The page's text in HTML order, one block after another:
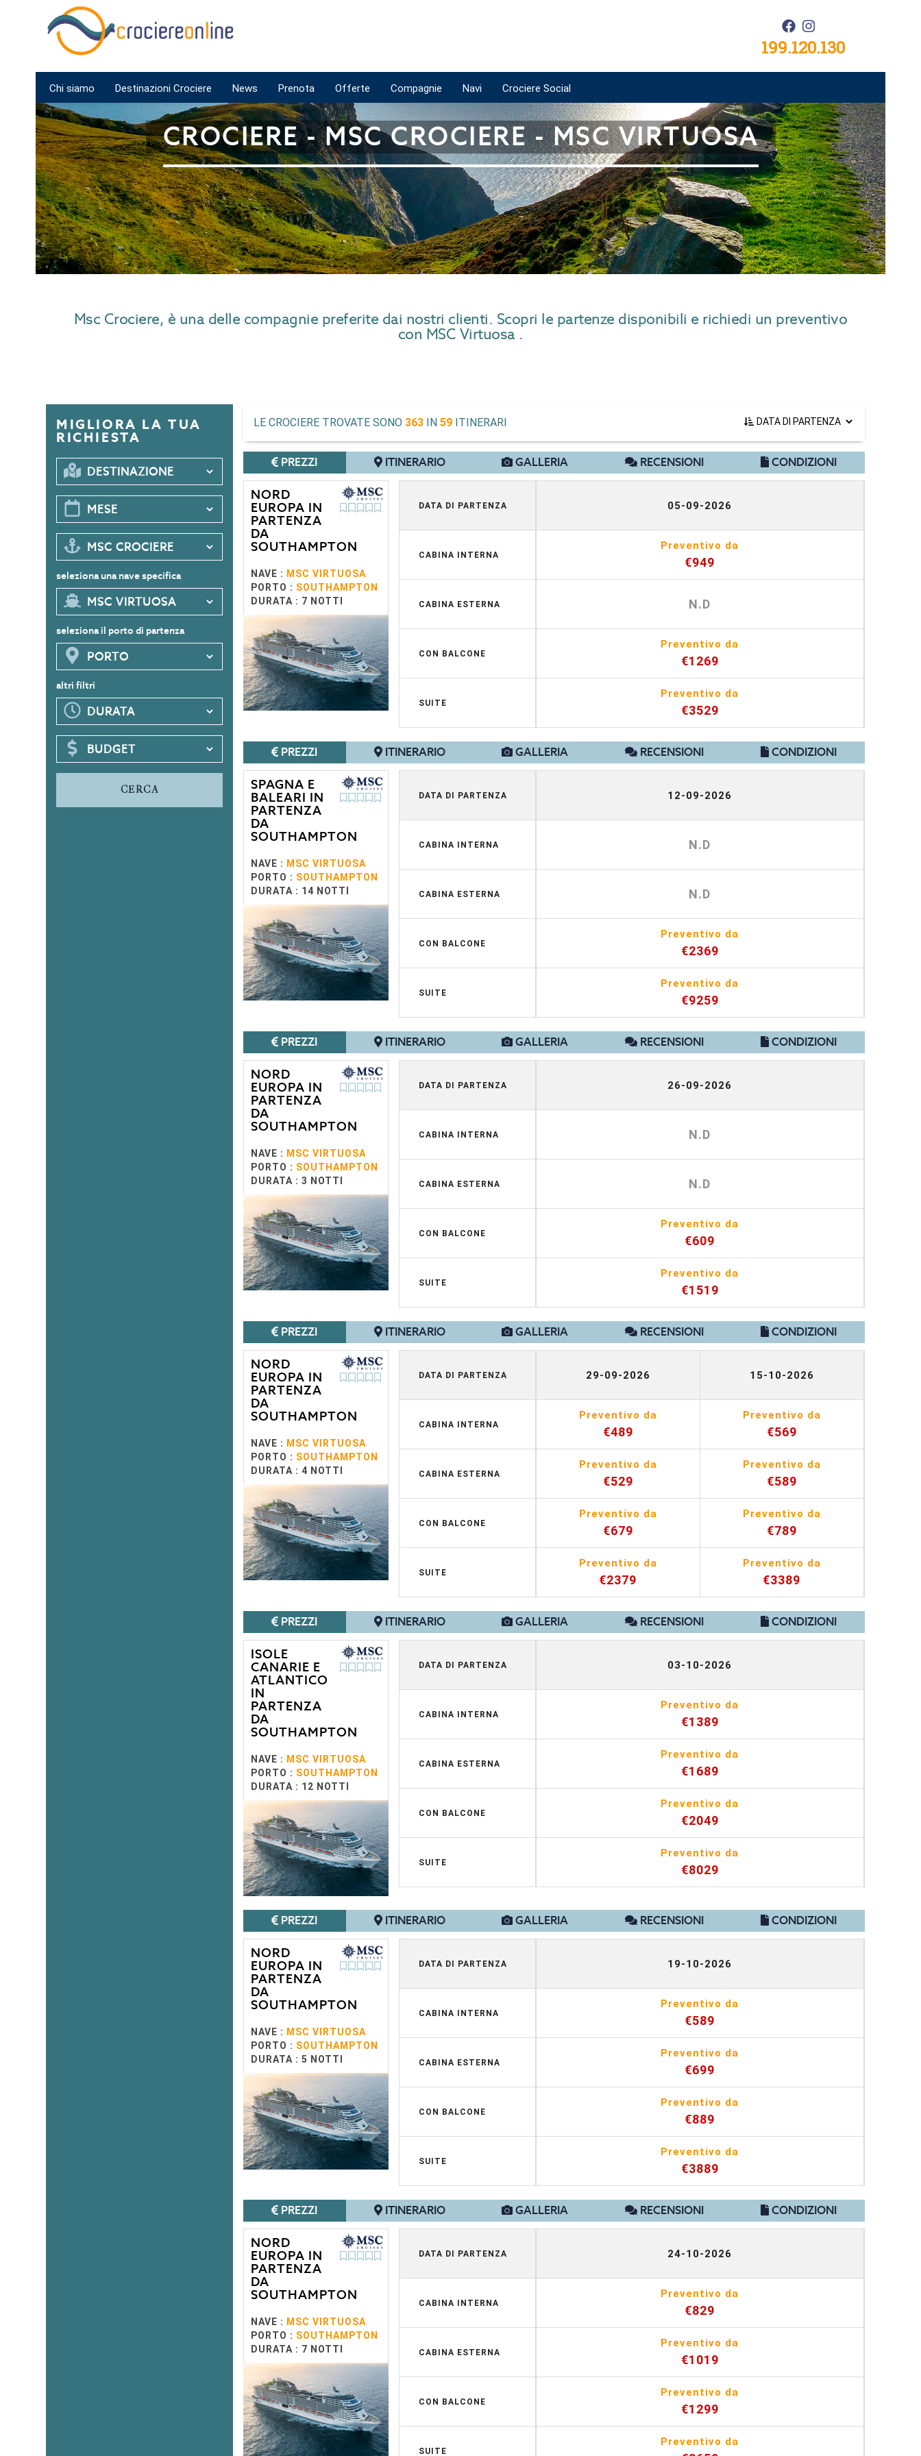
199.120.130
Chi siamo Destinazioni Crociere News Prenota Offerte Compagnie Navi Crociere Social
CROCIERE - MSC CROCIERE - MSC VIRTUOSA
Msc Crociere, è una delle compagnie preferite dai nostri clienti. Scopri le partenze disponibili e richiedi un preventivo
con MSC Virtuosa .
MIGLIORA LA TUA
RICHIESTA
seleziona una nave specifica
seleziona il porto di partenza
altri filtri
CERCA
LE CROCIERE TROVATE SONO 363 IN 59 ITINERARI
PREZZI ITINERARIO GALLERIA RECENSIONI CONDIZIONI
NORD
EUROPA IN
PARTENZA
DA
SOUTHAMPTON
NAVE : MSC VIRTUOSA
PORTO : SOUTHAMPTON
DURATA : 7 NOTTI
DATA DI PARTENZA
CABINA INTERNA
CABINA ESTERNA
CON BALCONE
SUITE
05-09-2026
Preventivo da
€949
N.D
Preventivo da
€1269
Preventivo da
€3529
PREZZI ITINERARIO GALLERIA RECENSIONI CONDIZIONI
SPAGNA E
BALEARI IN
PARTENZA
DA
SOUTHAMPTON
NAVE : MSC VIRTUOSA
PORTO : SOUTHAMPTON
DURATA : 14 NOTTI
DATA DI PARTENZA
CABINA INTERNA
CABINA ESTERNA
CON BALCONE
SUITE
12-09-2026
N.D
N.D
Preventivo da
€2369
Preventivo da
€9259
PREZZI ITINERARIO GALLERIA RECENSIONI CONDIZIONI
NORD
EUROPA IN
PARTENZA
DA
SOUTHAMPTON
NAVE : MSC VIRTUOSA
PORTO : SOUTHAMPTON
DURATA : 3 NOTTI
DATA DI PARTENZA
CABINA INTERNA
CABINA ESTERNA
CON BALCONE
SUITE
26-09-2026
N.D
N.D
Preventivo da
€609
Preventivo da
€1519
PREZZI ITINERARIO GALLERIA RECENSIONI CONDIZIONI
NORD
EUROPA IN
PARTENZA
DA
SOUTHAMPTON
NAVE : MSC VIRTUOSA
PORTO : SOUTHAMPTON
DURATA : 4 NOTTI
DATA DI PARTENZA
CABINA INTERNA
CABINA ESTERNA
CON BALCONE
SUITE
29-09-2026
Preventivo da
€489
Preventivo da
€529
Preventivo da
€679
Preventivo da
€2379
15-10-2026
Preventivo da
€569
Preventivo da
€589
Preventivo da
€789
Preventivo da
€3389
PREZZI ITINERARIO GALLERIA RECENSIONI CONDIZIONI
ISOLE
CANARIE E
ATLANTICO
IN
PARTENZA
DA
SOUTHAMPTON
NAVE : MSC VIRTUOSA
PORTO : SOUTHAMPTON
DURATA : 12 NOTTI
DATA DI PARTENZA
CABINA INTERNA
CABINA ESTERNA
CON BALCONE
SUITE
03-10-2026
Preventivo da
€1389
Preventivo da
€1689
Preventivo da
€2049
Preventivo da
€8029
PREZZI ITINERARIO GALLERIA RECENSIONI CONDIZIONI
NORD
EUROPA IN
PARTENZA
DA
SOUTHAMPTON
NAVE : MSC VIRTUOSA
PORTO : SOUTHAMPTON
DURATA : 5 NOTTI
DATA DI PARTENZA
CABINA INTERNA
CABINA ESTERNA
CON BALCONE
SUITE
19-10-2026
Preventivo da
€589
Preventivo da
€699
Preventivo da
€889
Preventivo da
€3889
PREZZI ITINERARIO GALLERIA RECENSIONI CONDIZIONI
NORD
EUROPA IN
PARTENZA
DA
SOUTHAMPTON
NAVE : MSC VIRTUOSA
PORTO : SOUTHAMPTON
DURATA : 7 NOTTI
DATA DI PARTENZA
CABINA INTERNA
CABINA ESTERNA
CON BALCONE
SUITE
24-10-2026
Preventivo da
€829
Preventivo da
€1019
Preventivo da
€1299
Preventivo da